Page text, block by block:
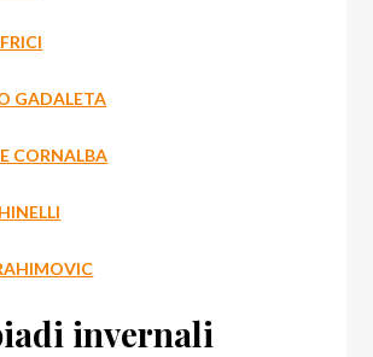
GADALETA
CORNALBA
invernali